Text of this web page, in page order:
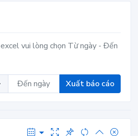
vui lòng chọn Từ ngày - Đến
Xuất báo cáo